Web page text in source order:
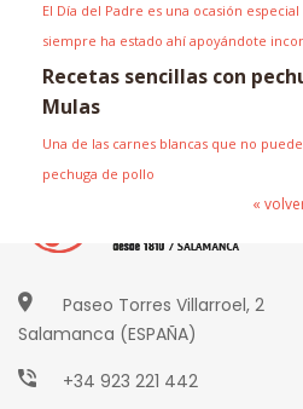
El Día del Padre es una ocasión
siempre ha estado ahí apoyándote
Recetas sencillas con
Mulas
Una de las carnes blancas que no
pechuga de pollo
«
Paseo Torres Villarroel, 2
Salamanca (ESPAÑA)
+34 923 221 442